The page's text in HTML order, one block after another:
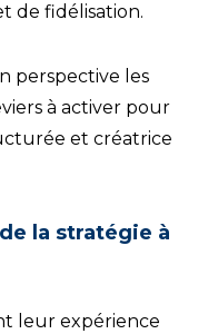
de fidélisation.
perspective les
à activer pour
et créatrice
la stratégie à
leur expérience